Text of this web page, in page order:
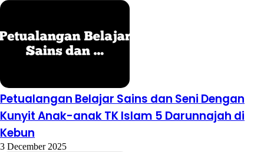
Petualangan Belajar Sains dan Seni Dengan
Kunyit Anak-anak TK Islam 5 Darunnajah di
Kebun
3 December 2025